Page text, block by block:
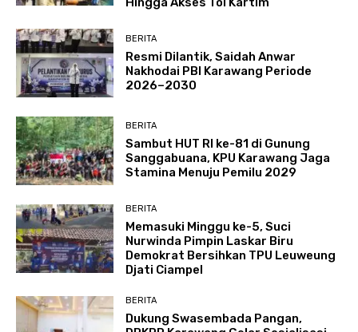
BERITA
Resmi Dilantik, Saidah Anwar
Nakhodai PBI Karawang Periode
2026–2030
BERITA
Sambut HUT RI ke-81 di Gunung
Sanggabuana, KPU Karawang Jaga
Stamina Menuju Pemilu 2029
BERITA
Memasuki Minggu ke-5, Suci
Nurwinda Pimpin Laskar Biru
Demokrat Bersihkan TPU Leuweung
Djati Ciampel
BERITA
Dukung Swasembada Pangan,